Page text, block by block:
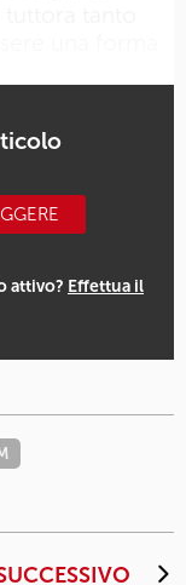
attivo? Effettua il